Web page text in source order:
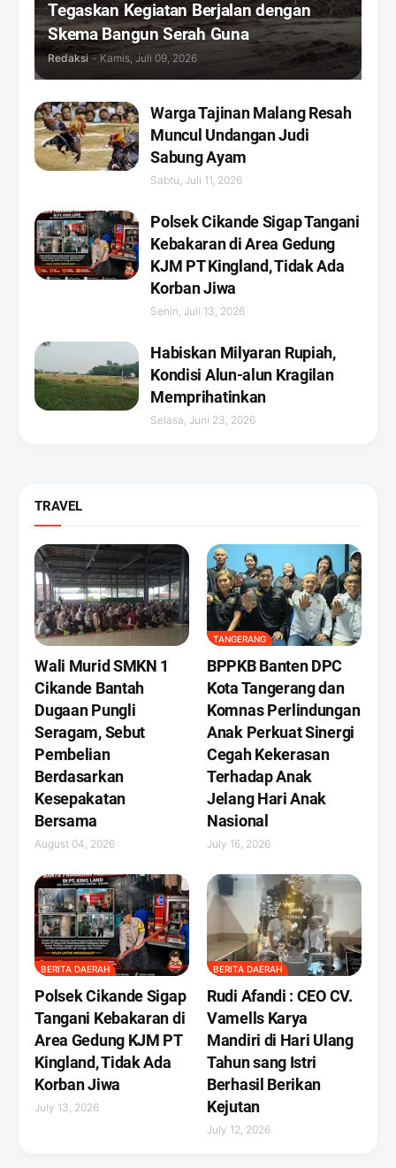
Tegaskan Kegiatan Berjalan dengan
Skema Bangun Serah Guna
Redaksi - Kamis, Juli 09, 2026
Warga Tajinan Malang Resah
Muncul Undangan Judi
Sabung Ayam
Sabtu, Juli 11, 2026
Polsek Cikande Sigap Tangani
Kebakaran di Area Gedung
KJM PT Kingland, Tidak Ada
Korban Jiwa
Senin, Juli 13, 2026
Habiskan Milyaran Rupiah,
Kondisi Alun-alun Kragilan
Memprihatinkan
Selasa, Juni 23, 2026
TRAVEL
Wali Murid SMKN 1
Cikande Bantah
Dugaan Pungli
Seragam, Sebut
Pembelian
Berdasarkan
Kesepakatan
Bersama
August 04, 2026
TANGERANG
BPPKB Banten DPC
Kota Tangerang dan
Komnas Perlindungan
Anak Perkuat Sinergi
Cegah Kekerasan
Terhadap Anak
Jelang Hari Anak
Nasional
July 16, 2026
BERITA DAERAH
Polsek Cikande Sigap
Tangani Kebakaran di
Area Gedung KJM PT
Kingland, Tidak Ada
Korban Jiwa
July 13, 2026
BERITA DAERAH
Rudi Afandi : CEO CV.
Vamells Karya
Mandiri di Hari Ulang
Tahun sang Istri
Berhasil Berikan
Kejutan ‎
July 12, 2026